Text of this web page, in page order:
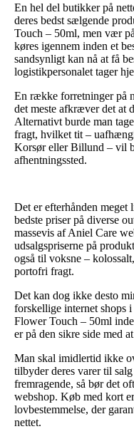
En hel del butikker på
deres bedst sælgende
Touch – 50ml, men vær
køres igennem inden et
sandsynligt kan nå at få
logistikpersonalet tager
En række forretninger på
det meste afkræver det at
Alternativt burde man
fragt, hvilket tit –
Korsør eller Billund – vil
afhentningssted.
Det er efterhånden
bedste priser på diverse
massevis af Aniel Care
udsalgspriserne på
også til voksne –
portofri fragt.
Det kan dog ikke desto
forskellige internet shops
Flower Touch – 50ml
er på den sikre side med
Man skal imidlertid ikke
tilbyder deres varer til
fremragende, så bør det
webshop. Køb med kort
lovbestemmelse, der
nettet.